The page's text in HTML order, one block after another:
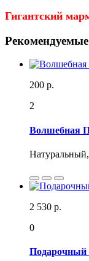
Гигантский
200 р.
2
Волшебная
2 530 р.
0
Подарочный